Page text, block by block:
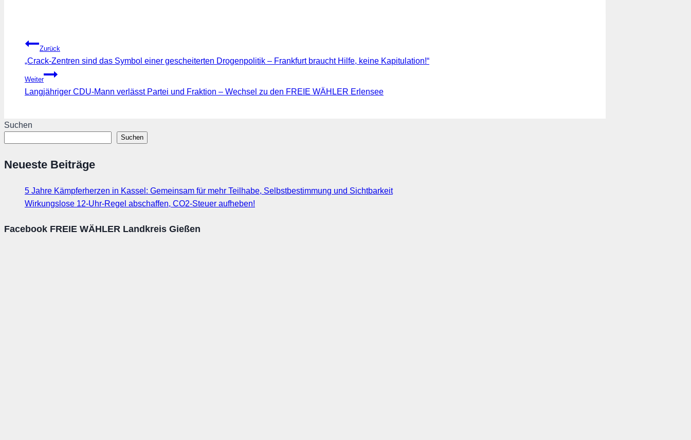
Beitragsnavigation
Zurück
„Crack-Zentren sind das Symbol einer gescheiterten Drogenpolitik – Frankfurt braucht Hilfe, keine Kapitulation!“
Weiter
Langjähriger CDU-Mann verlässt Partei und Fraktion – Wechsel zu den FREIE WÄHLER Erlensee
Suchen
Suchen
Neueste Beiträge
5 Jahre Kämpferherzen in Kassel: Gemeinsam für mehr Teilhabe, Selbstbestimmung und Sichtbarkeit
Wirkungslose 12-Uhr-Regel abschaffen, CO2-Steuer aufheben!
Facebook FREIE WÄHLER Landkreis Gießen